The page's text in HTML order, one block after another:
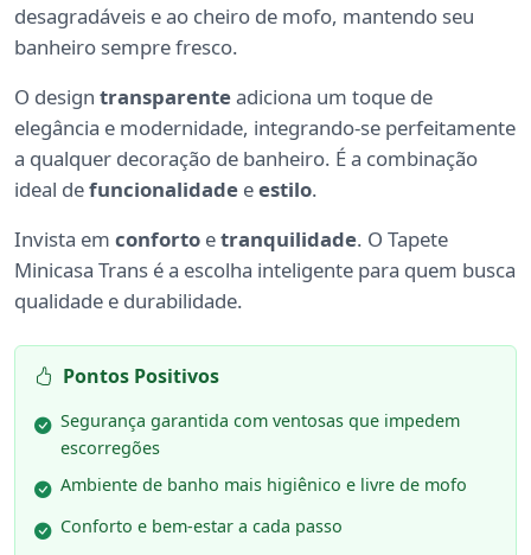
desagradáveis e ao cheiro de mofo, mantendo seu
banheiro sempre fresco.
O design transparenteadiciona um toque de
elegância e modernidade, integrando-se perfeitamente
a qualquer decoração de banheiro. É a combinação
ideal defuncionalidade eestilo.
Invista em conforto etranquilidade. O Tapete
Minicasa Trans é a escolha inteligente para quem busca
qualidade e durabilidade.
Pontos Positivos
Segurança garantida com ventosas que impedem
escorregões
Ambiente de banho mais higiênico e livre de mofo
Conforto e bem-estar a cada passo